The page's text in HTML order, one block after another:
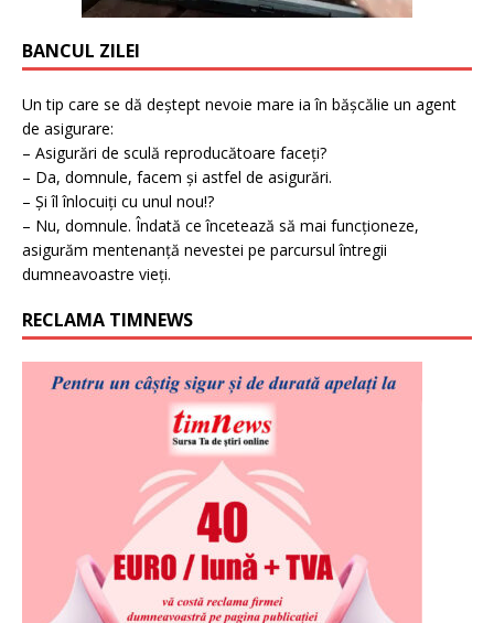
BANCUL ZILEI
Un tip care se dă deștept nevoie mare ia în bășcălie un agent
de asigurare:
– Asigurări de sculă reproducătoare faceți?
– Da, domnule, facem și astfel de asigurări.
– Și îl înlocuiți cu unul nou!?
– Nu, domnule. Îndată ce încetează să mai funcționeze,
asigurăm mentenanță nevestei pe parcursul întregii
dumneavoastre vieți.
RECLAMA TIMNEWS